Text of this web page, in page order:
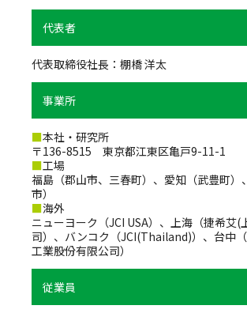
代表者
代表取締役社長：棚橋 洋太
事業所
■本社・研究所
〒136-8515 東京都江東区亀戸9-11-1
■工場
福島（郡山市、三春町）、愛知（武豊町）
市）
■海外
ニューヨーク（JCI USA）、上海（捷希艾(
司）、バンコク（JCI(Thailand)）、台中
工業股份有限公司）
従業員